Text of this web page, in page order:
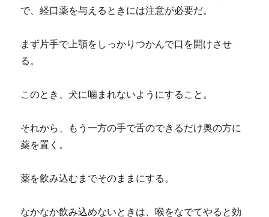
で、経口薬を与えるときには注意が必要だ。
まず片手で上顎をしっかりつかんで口を開けさせ
る。
このとき、犬に噛まれないようにすること。
それから、もう一方の手で舌のできるだけ奥の方に
薬を置く。
薬を飲み込むまでそのままにする。
なかなか飲み込めないときは、喉をなでてやると効